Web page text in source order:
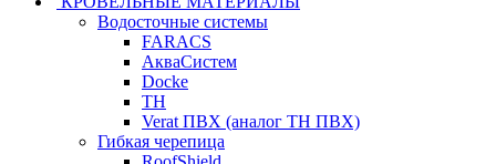
Водосточные системы
FARACS
АкваСистем
Docke
ТН
Verat ПВХ (аналог ТН ПВХ)
Гибкая черепица